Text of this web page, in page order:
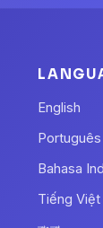
English
Português
Bahasa
Tiếng Việt